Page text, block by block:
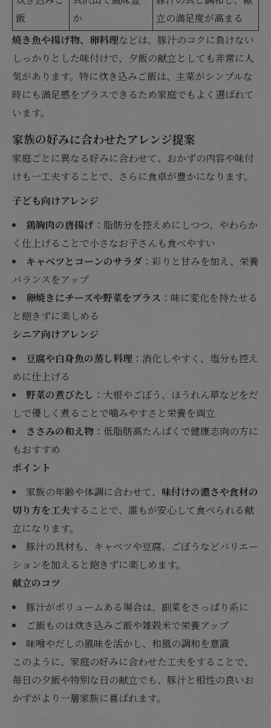
飯
か
立の満足度が高まる
焼き魚や揚げ物、卵料理などは、豚汁のコクに負けない
しっかりとした味付けで、夕飯の献立としても非常に人
気があります。特に炊き込みご飯は、主菜がシンプルな
時にも満足感をプラスできるため家庭でもよく選ばれて
います。
家族の好みに合わせたアレンジ提案
家庭ごとに異なる好みに合わせて、おかずの内容や味付
けも一工夫することで、さらに食卓が豊かになります。
子ども向けアレンジ
鶏胸肉の唐揚げ：脂肪分を控えめにしつつ、やわらか
く仕上げることで小さなお子さんも食べやすい
キャベツとコーンのサラダ：彩りと甘みを加え、栄養
バランスをアップ
卵焼きにチーズや野菜をプラス ：味に変化を持たせる
と飽きずに楽しめる
シニア向けアレンジ
豆腐や白身魚の蒸し料理 ：消化しやすく、塩分も控え
めに仕上げる
野菜の煮びたし ：大根やごぼう、ほうれん草などをだ
しで優しく煮ることで噛みやすさと栄養を両立
ささみの和え物：低脂肪高たんぱくで健康志向の方に
もおすすめ
ポイント
家族の年齢や体調に合わせて、 味付けの濃さや食材の
切り方を工夫することで、誰もが安心して食べられる献
立になります。
豚汁の具材も、キャベツや豆腐、ごぼうなどバリエー
ションを加えると飽きずに楽しめます。
献立のコツ
豚汁がボリュームある場合は、副菜をさっぱり系に
ご飯ものは炊き込みご飯や雑穀米で栄養アップ
味噌やだしの風味を活かし、和風の調和を意識
このように、家庭の好みに合わせた工夫をすることで、
毎日の夕飯や特別な日の献立でも、豚汁と相性の良いお
かずがより一層家族に喜ばれます。